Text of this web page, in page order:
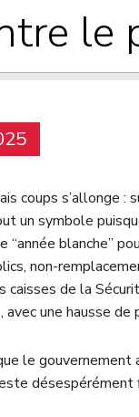
le
coups s’allonge :
un symbole
“année blanche”
non-
caisses de la
une hausse
le